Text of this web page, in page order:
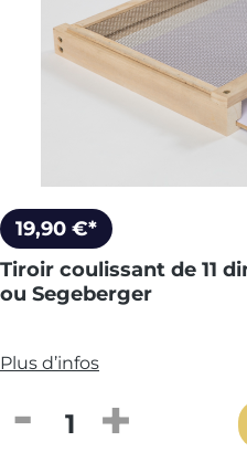
19,90 €*
Tiroir coulissant de 11
ou Segeberger
Plus d’infos
Quantité de